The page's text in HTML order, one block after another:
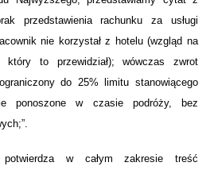
przedstawienia rachunku za usługi
nie korzystał z hotelu (wzgląd na
który to przewidział); wówczas zwrot
do 25% limitu stanowiącego
ponoszone w czasie podróży, bez
potwierdza w całym zakresie treść